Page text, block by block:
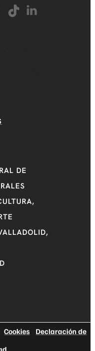
DE
|Cookies
Declaración de